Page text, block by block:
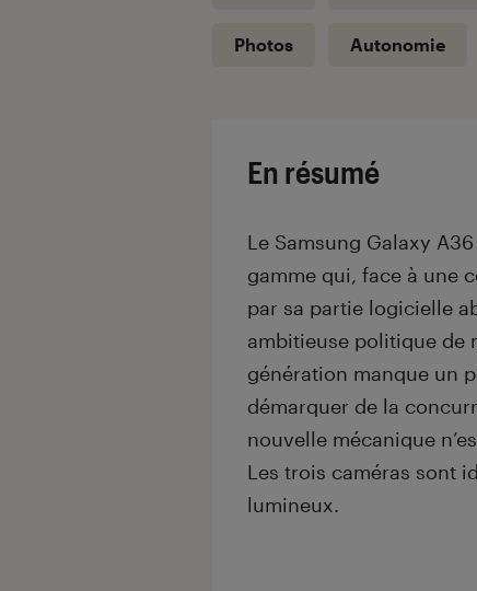
Photos Autonomie
En résumé
Le Samsung Galaxy
gamme qui, face à une
par sa partie logicielle
ambitieuse politique de
génération manque un
démarquer de la
nouvelle mécanique
Les trois caméras sont
lumineux.